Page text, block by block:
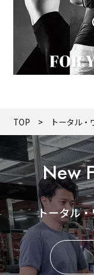
TOP トータル
New
トータル